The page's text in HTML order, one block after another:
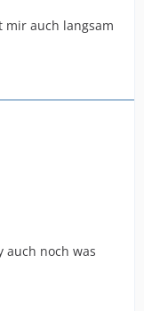
mir auch langsam
noch was